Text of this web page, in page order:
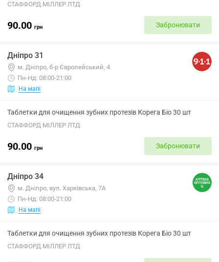
СТАФФОРД МІЛЛЕР ЛТД
90.00 грн Забронювати
Дніпро 31
м. Дніпро, б-р Європейський, 4
Пн-Нд: 08:00-21:00
На мапі
Таблетки для очищення зубних протезів Корега Біо 30 шт
СТАФФОРД МІЛЛЕР ЛТД
90.00 грн Забронювати
Дніпро 34
м. Дніпро, вул. Харківська, 7А
Пн-Нд: 08:00-21:00
На мапі
Таблетки для очищення зубних протезів Корега Біо 30 шт
СТАФФОРД МІЛЛЕР ЛТД